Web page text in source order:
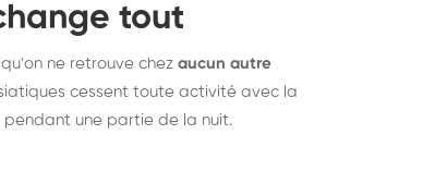
tout
ne retrouve chez aucun autre
cessent toute activité avec la
pendant une partie de la nuit.